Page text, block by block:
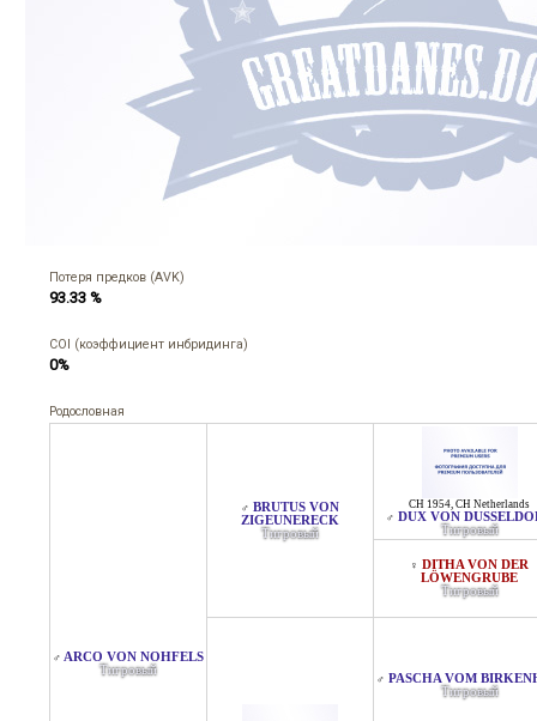
Потеря предков (AVK)
93.33 %
COI (коэффициент инбридинга)
0%
Родословная
♂ ARCO VON NOHFELS
Тигровый
♂ BRUTUS VON
ZIGEUNERECK
Тигровый
CH 1954, CH Netherlands
♂ DUX VON
Тигровый
♀ DITHA VON DER
LÖWENGRUBE
Тигровый
♂ PASCHA VOM
Тигровый